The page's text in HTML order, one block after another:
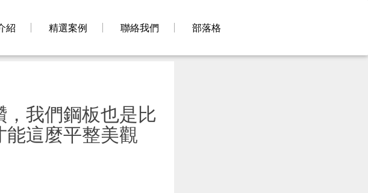
紹 精選案例 聯絡我們 部落格
，我們鋼板也是比
這麼平整美觀